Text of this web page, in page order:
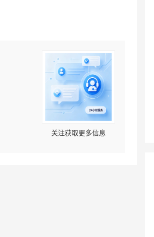
关注获取更多信息